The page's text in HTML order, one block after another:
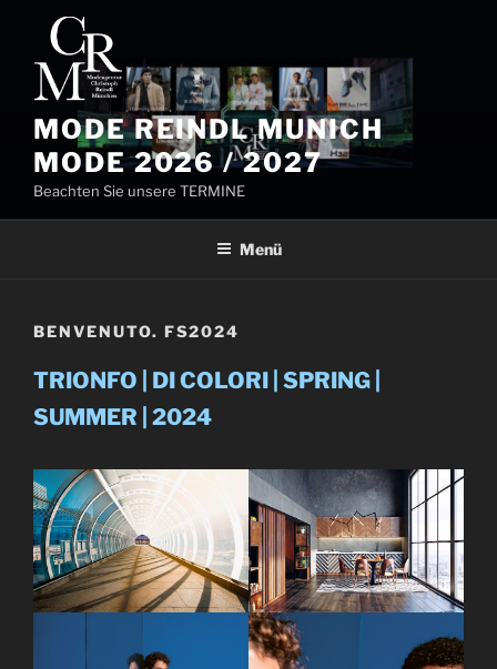
springen
MODE REINDL MUNICH
MODE 2026 / 2027
Beachten Sie unsere TERMINE
Menü
BENVENUTO. FS2024
TRIONFO | DI COLORI | SPRING |
SUMMER | 2024